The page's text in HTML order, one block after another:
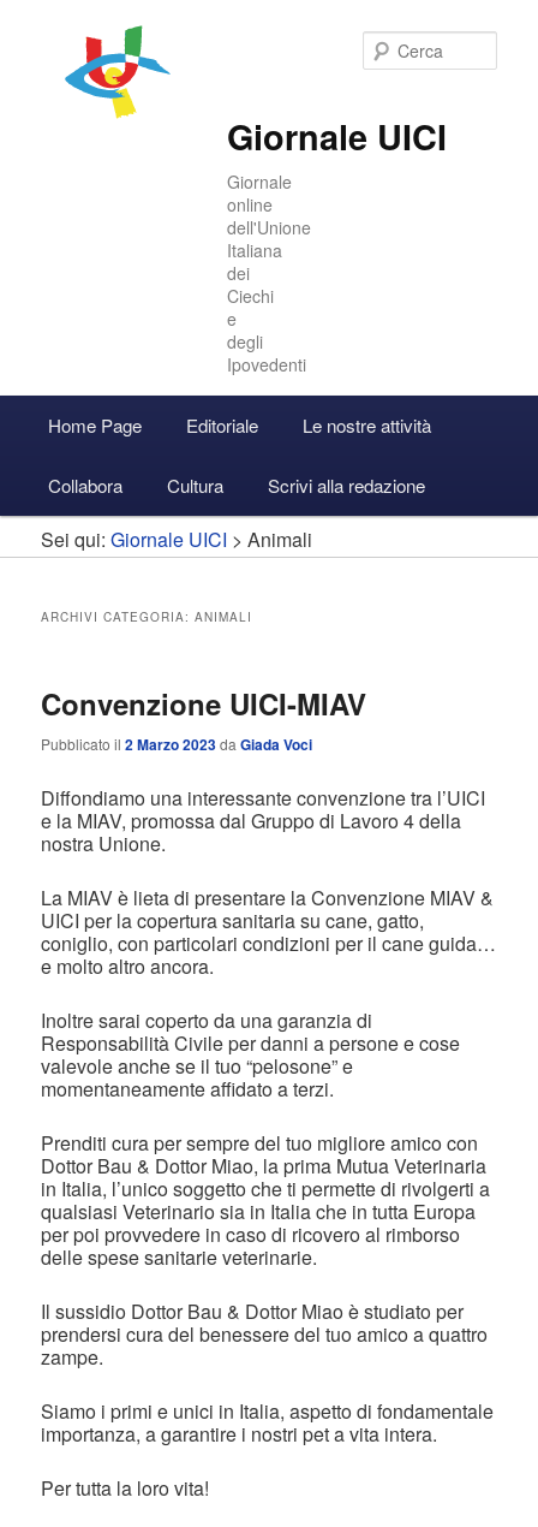
Giornale UICI
Giornale
online
dell'Unione
Italiana
dei
Ciechi
e
degli
Ipovedenti
principale
Vai
al
contenuto
principale
Vai
al
contenuto
secondario
Accedi
Home Page Editoriale Le nostre attività
Collabora Cultura Scrivi alla redazione
Sei qui:Giornale UICI >Animali
ARCHIVI CATEGORIA:ANIMALI
Convenzione UICI-MIAV
Pubblicato il2 Marzo 2023daGiada Voci
Diffondiamo una interessante convenzione tra l’UICI
e la MIAV, promossa dal Gruppo di Lavoro 4 della
nostra Unione.
La MIAV è lieta di presentare la Convenzione MIAV &
UICI per la copertura sanitaria su cane, gatto,
coniglio, con particolari condizioni per il cane guida…
e molto altro ancora.
Inoltre sarai coperto da una garanzia di
Responsabilità Civile per danni a persone e cose
valevole anche se il tuo “pelosone” e
momentaneamente affidato a terzi.
Prenditi cura per sempre del tuo migliore amico con
Dottor Bau & Dottor Miao, la prima Mutua Veterinaria
in Italia, l’unico soggetto che ti permette di rivolgerti a
qualsiasi Veterinario sia in Italia che in tutta Europa
per poi provvedere in caso di ricovero al rimborso
delle spese sanitarie veterinarie.
Il sussidio Dottor Bau & Dottor Miao è studiato per
prendersi cura del benessere del tuo amico a quattro
zampe.
Siamo i primi e unici in Italia, aspetto di fondamentale
importanza, a garantire i nostri pet a vita intera.
Per tutta la loro vita!